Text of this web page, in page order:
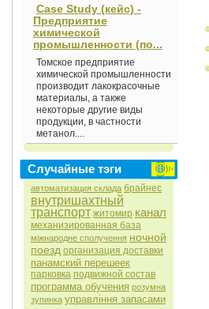
Case Study (кейс) -
Предприятие
химической
промышленности (по...
Томское предприятие
химической промышленности
производит лакокрасочные
материалы, а также
некоторые другие виды
продукции, в частности
метанол....
Случайные тэги
автоматизация склада брайнес
внутришахтный
транспорт житомир канал
механизированная база
міжнародне сполучення ночной
поезд организация доставки
панамский перешеек
парковка подвижной состав
программа обучения розумна
зупинка управління запасами